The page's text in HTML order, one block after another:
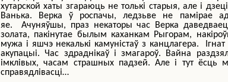
хутарской хаты згараюць не толькі старыя, але і
Ванька. Верка ў роспачы, ледзьве не памірае
яе. Ачуняўшы, праз некаторы час Верка
золата, пакінутае былым каханкам Рыгорам,
мужа і яшчэ некалькі камуністаў з канцлагера.
акупацыі. Час здраднікаў і змагароў. Вайна
імклівых, часам страшных падзей. Але і тут ёсць
справядлівасці…